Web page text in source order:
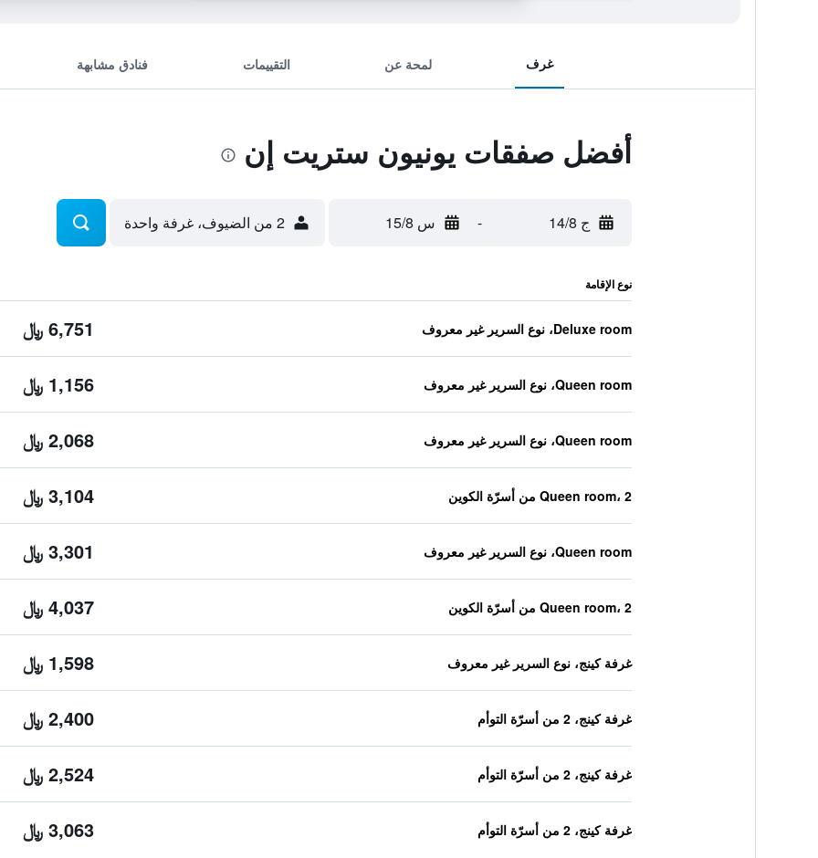
غرف لمحة عن التقييمات فنادق مشابهة
أفضل صفقات يونيون ستريت إن
ج 14/8 - س 15/8 2 من الضيوف، غرفة واحدة
نوع الإقامة
Deluxe room، نوع السرير غير معروف 6,751 ﷼
Queen room، نوع السرير غير معروف 1,156 ﷼
Queen room، نوع السرير غير معروف 2,068 ﷼
Queen room، 2 من أسرّة الكوين 3,104 ﷼
Queen room، نوع السرير غير معروف 3,301 ﷼
Queen room، 2 من أسرّة الكوين 4,037 ﷼
غرفة كينج، نوع السرير غير معروف 1,598 ﷼
غرفة كينج، 2 من أسرّة التوأم 2,400 ﷼
غرفة كينج، 2 من أسرّة التوأم 2,524 ﷼
غرفة كينج، 2 من أسرّة التوأم 3,063 ﷼